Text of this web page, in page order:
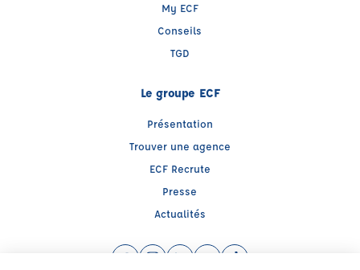
My ECF
Conseils
TGD
Le groupe ECF
Présentation
Trouver une agence
ECF Recrute
Presse
Actualités